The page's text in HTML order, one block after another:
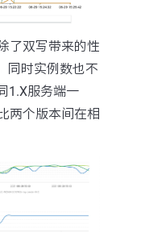
了双写带来的性
同时实例数也不
1.X服务端一
两个版本间在相